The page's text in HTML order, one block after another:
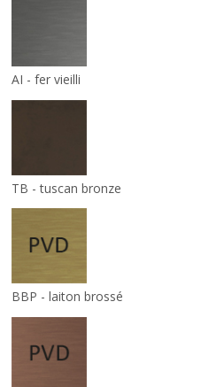
AI - fer vieilli
TB - tuscan bronze
BBP - laiton brossé